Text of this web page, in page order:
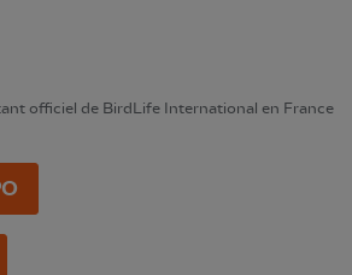
officiel de BirdLife International en France